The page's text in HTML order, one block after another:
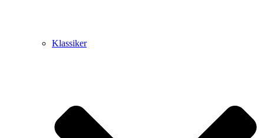
Klassiker